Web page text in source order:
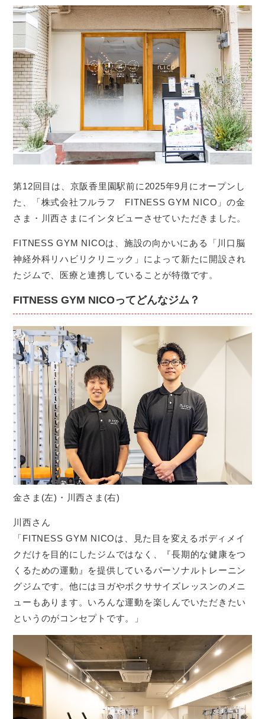
第12回目は、京阪香里園駅前に2025年9月にオープンし
た、「株式会社フルラフ FITNESS GYM NICO 」の金
さま・川西さまにインタビューさせていただきました。
FITNESS GYM NICOは、施設の向かいにある「 川口脳
神経外科リハビリクリニック 」によって新たに開設され
たジムで、医療と連携していることが特徴です。
FITNESS GYM NICOってどんなジム？
金さま(左)・川西さま(右)
川西さん
「FITNESS GYM NICOは、見た目を変えるボディメイ
クだけを目的にしたジムではなく、『長期的な健康をつ
くるための運動』を提供しているパーソナルトレーニン
グジムです。他にはヨガやボクササイズレッスンのメニ
ューもあります。いろんな運動を楽しんでいただきたい
というのがコンセプトです。」